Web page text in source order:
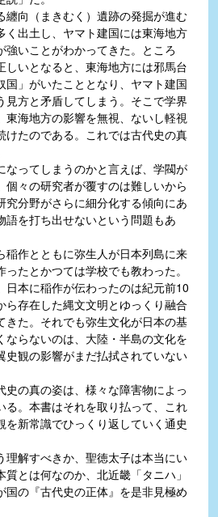
向（まきむく）遺跡の発掘が進む
く出土し、ヤマト建国には東海地方
強いことがわかってきた。ところ
しいとなると、東海地方には邪馬台
国」がいたこととなり、ヤマト建国
見方と矛盾してしまう。そこで学界
東海地方の影響を無視、ないし軽視
けたのである。これでは古代史の真
ってしまうのかと言えば、学閥が
個々の研究者が覆すのは難しいから
究分野がさらに細分化する傾向にあ
語を打ち出せないという問題もあ
作とともに弥生人が日本列島に来
たとかつては学校でも教わった。
日本に稲作が伝わったのは紀元前10
ら存在した縄文文明とゆっくり融合
きた。それでも弥生文化が日本の基
ならないのは、大陸・半島の文化を
史観の影響がまだ払拭されていない
の真の姿は、様々な障害物によっ
る。本書はそれを取り払って、これ
を新常識でひっくり返していく通史
解すべきか、聖徳太子は本当にい
とは何なのか、北近畿「タニハ」
の『古代史の正体』を是非見極め